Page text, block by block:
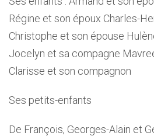
Régine et son époux Charles-
Christophe et son épouse
Jocelyn et sa compagne
Clarisse et son compagnon
Ses petits-enfants
De François, Georges-Alain et